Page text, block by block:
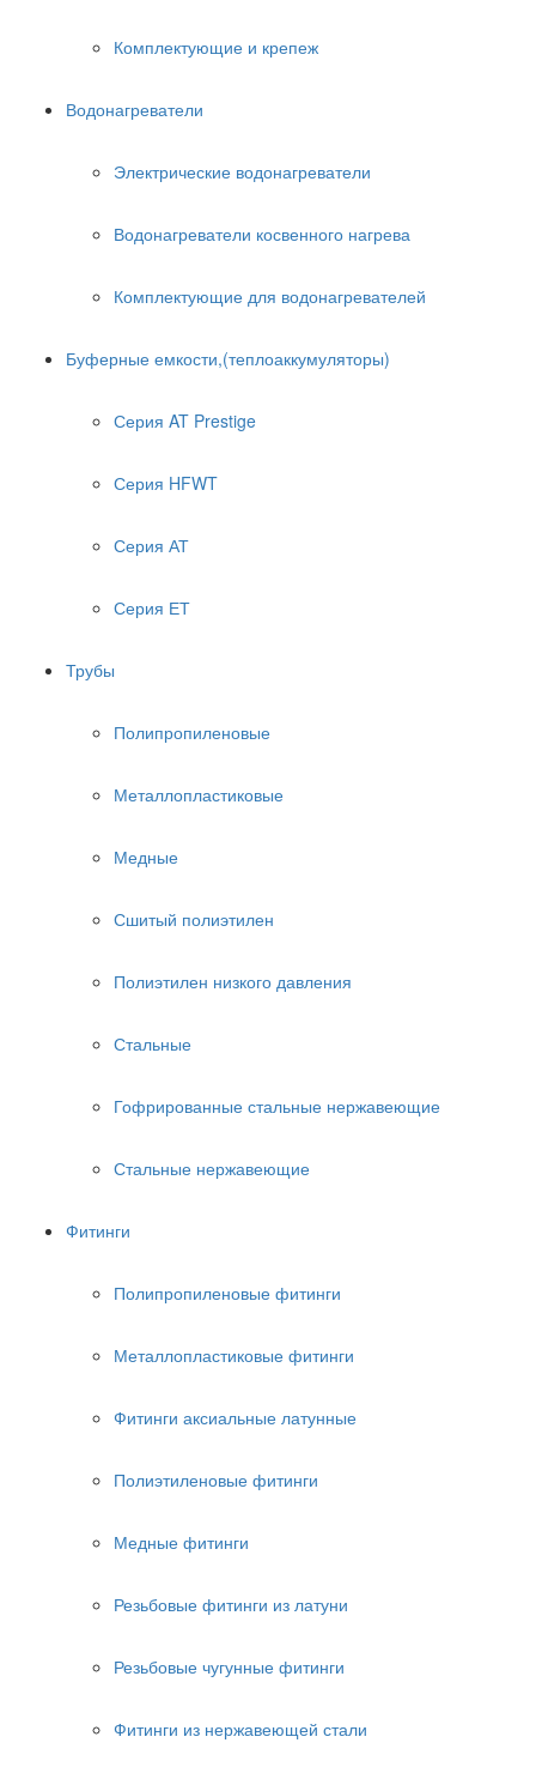
Комплектующие и крепеж
Водонагреватели
Электрические водонагреватели
Водонагреватели косвенного нагрева
Комплектующие для водонагревателей
Буферные емкости,(теплоаккумуляторы)
Серия AT Prestige
Серия HFWT
Серия АТ
Серия ЕТ
Трубы
Полипропиленовые
Металлопластиковые
Медные
Сшитый полиэтилен
Полиэтилен низкого давления
Стальные
Гофрированные стальные нержавеющие
Стальные нержавеющие
Фитинги
Полипропиленовые фитинги
Металлопластиковые фитинги
Фитинги аксиальные латунные
Полиэтиленовые фитинги
Медные фитинги
Резьбовые фитинги из латуни
Резьбовые чугунные фитинги
Фитинги из нержавеющей стали